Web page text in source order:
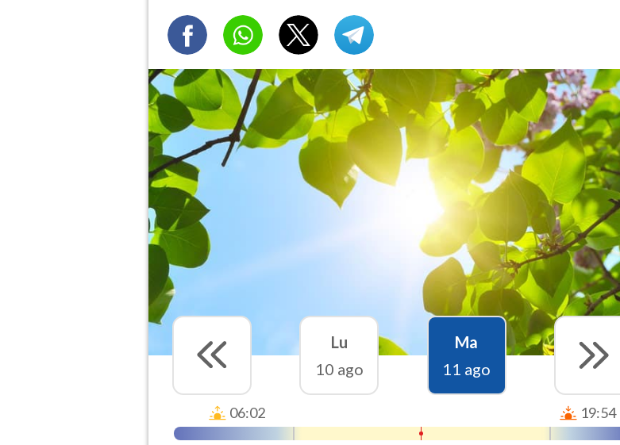
Lu
10 ago
Ma
11 ago
06:02 19:54